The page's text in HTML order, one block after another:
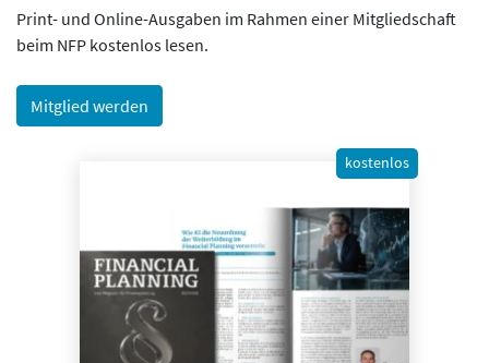
Print- und Online-Ausgaben im Rahmen einer Mitgliedschaft
beim NFP kostenlos lesen.
Mitglied werden
kostenlos